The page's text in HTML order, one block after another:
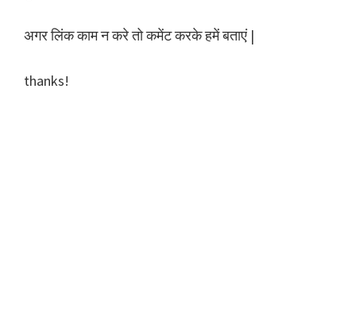
अगर लिंक काम न करे तो कमेंट करके हमें बताएं |
thanks!